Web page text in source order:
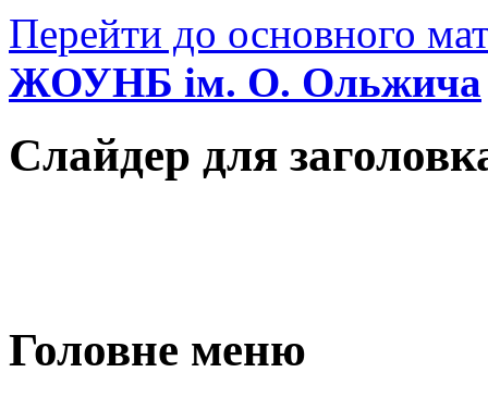
Перейти до основного
ЖОУНБ ім. О. Ольжича
Слайдер для
Головне меню